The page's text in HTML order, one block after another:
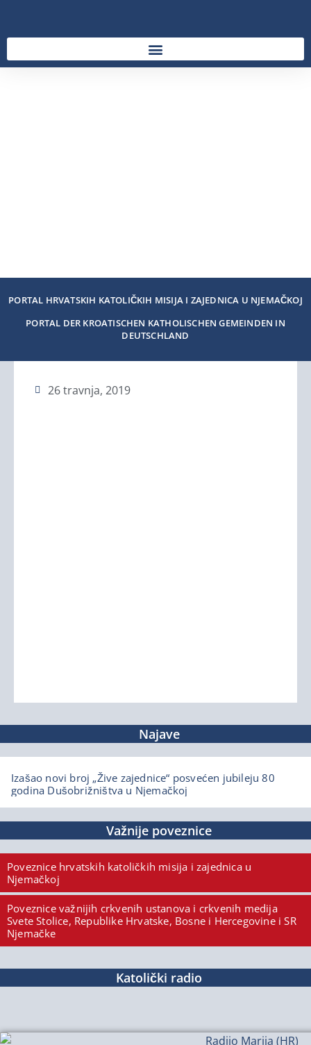
PORTAL HRVATSKIH KATOLIČKIH MISIJA I ZAJEDNICA U NJEMAČKOJ
PORTAL DER KROATISCHEN KATHOLISCHEN GEMEINDEN IN
DEUTSCHLAND
26 travnja, 2019
Najave
Izašao novi broj „Žive zajednice“ posvećen jubileju 80
godina Dušobrižništva u Njemačkoj
Važnije poveznice
Poveznice hrvatskih katoličkih misija i zajednica u
Njemačkoj
Poveznice važnijih crkvenih ustanova i crkvenih medija
Svete Stolice, Republike Hrvatske, Bosne i Hercegovine i SR
Njemačke
Katolički radio